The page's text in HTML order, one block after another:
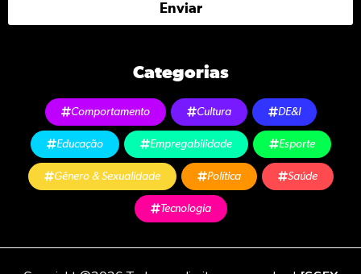
Enviar
Categorias
Comportamento Cultura DE&I
Educação Empregabilidade Esporte
Gênero & Sexualidade Política Saúde
Tecnologia